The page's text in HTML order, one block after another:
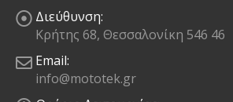
Διεύθυνση:
Κρήτης 68, Θεσσαλονίκη 546 46
Email:
info@mototek.gr